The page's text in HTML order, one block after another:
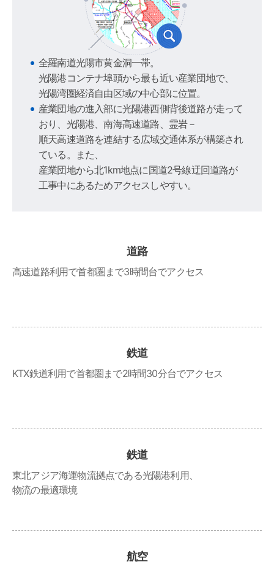
全羅南道光陽市黄金洞一帯。
光陽港コンテナ埠頭から最も近い産業団地で、
光陽湾圏経済自由区域の中心部に位置。
産業団地の進入部に光陽港西側背後道路が走って
おり、光陽港、南海高速道路、霊岩－
順天高速道路を連結する広域交通体系が構築され
ている。また、
産業団地から北1km地点に国道2号線迂回道路が
工事中にあるためアクセスしやすい。
道路
高速道路利用で首都圏まで3時間台でアクセス
鉄道
KTX鉄道利用で首都圏まで2時間30分台でアクセス
鉄道
東北アジア海運物流拠点である光陽港利用、
物流の最適環境
航空